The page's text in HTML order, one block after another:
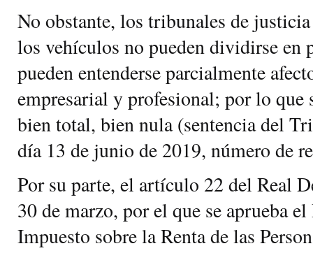
No obstante, los tribunales de
los vehículos no pueden dividirse en
pueden entenderse parcialmente
empresarial y profesional; por lo que
bien total, bien nula (sentencia del
día 13 de junio de 2019, número de
Por su parte, el artículo 22 del Real
30 de marzo, por el que se aprueba
Impuesto sobre la Renta de las